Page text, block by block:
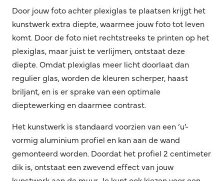
Door jouw foto achter plexiglas te plaatsen krijgt het
kunstwerk extra diepte, waarmee jouw foto tot leven
komt. Door de foto niet rechtstreeks te printen op het
plexiglas, maar juist te verlijmen, ontstaat deze
diepte. Omdat plexiglas meer licht doorlaat dan
regulier glas, worden de kleuren scherper, haast
briljant, en is er sprake van een optimale
dieptewerking en daarmee contrast.
Het kunstwerk is standaard voorzien van een ‘u’-
vormig aluminium profiel en kan aan de wand
gemonteerd worden. Doordat het profiel 2 centimeter
dik is, ontstaat een zwevend effect van jouw